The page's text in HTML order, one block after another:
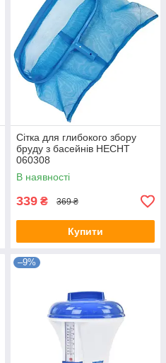
Сітка для глибокого збору
бруду з басейнів HECHT
060308
В наявності
339 ₴ 369 ₴
Купити
–9%